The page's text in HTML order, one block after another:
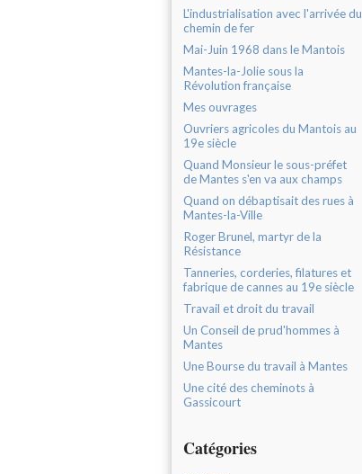
L'industrialisation avec l'arrivée du
chemin de fer
Mai-Juin 1968 dans le Mantois
Mantes-la-Jolie sous la
Révolution française
Mes ouvrages
Ouvriers agricoles du Mantois au
19e siècle
Quand Monsieur le sous-préfet
de Mantes s'en va aux champs
Quand on débaptisait des rues à
Mantes-la-Ville
Roger Brunel, martyr de la
Résistance
Tanneries, corderies, filatures et
fabrique de cannes au 19e siècle
Travail et droit du travail
Un Conseil de prud'hommes à
Mantes
Une Bourse du travail à Mantes
Une cité des cheminots à
Gassicourt
Catégories